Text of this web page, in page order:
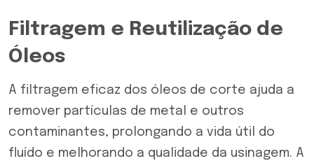
Filtragem e Reutilização de
Óleos
A filtragem eficaz dos óleos de corte ajuda a
remover partículas de metal e outros
contaminantes, prolongando a vida útil do
fluído e melhorando a qualidade da usinagem. A